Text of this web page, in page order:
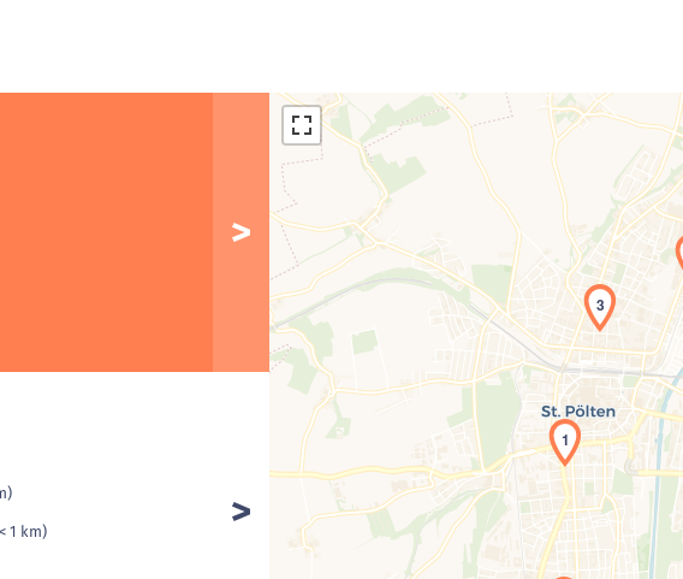
1 km)
Laden der Karte...
1
3